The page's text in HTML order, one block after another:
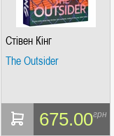
Стівен Кінг
The Outsider
675.00грн